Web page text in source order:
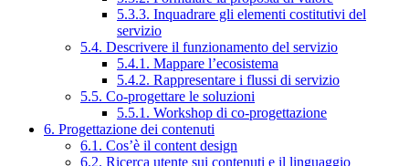
5.3.3. Inquadrare gli elementi costitutivi del
servizio
5.4. Descrivere il funzionamento del servizio
5.4.1. Mappare l’ecosistema
5.4.2. Rappresentare i flussi di servizio
5.5. Co-progettare le soluzioni
5.5.1. Workshop di co-progettazione
6. Progettazione dei contenuti
6.1. Cos’è il content design
6.2. Ricerca utente sui contenuti e il linguaggio